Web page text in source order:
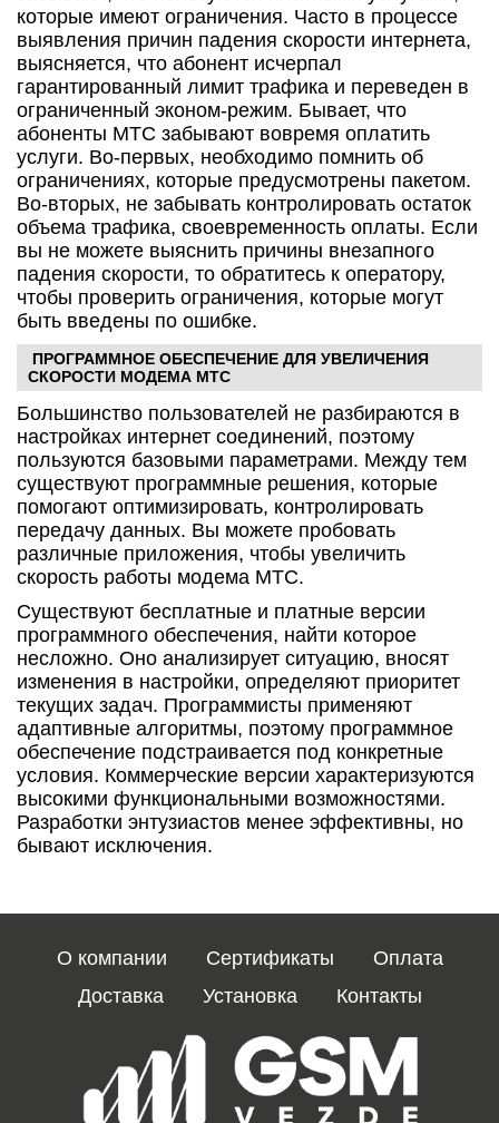
которые имеют ограничения. Часто в процессе
выявления причин падения скорости интернета,
выясняется, что абонент исчерпал
гарантированный лимит трафика и переведен в
ограниченный эконом-режим. Бывает, что
абоненты МТС забывают вовремя оплатить
услуги. Во-первых, необходимо помнить об
ограничениях, которые предусмотрены пакетом.
Во-вторых, не забывать контролировать остаток
объема трафика, своевременность оплаты. Если
вы не можете выяснить причины внезапного
падения скорости, то обратитесь к оператору,
чтобы проверить ограничения, которые могут
быть введены по ошибке.
ПРОГРАММНОЕ ОБЕСПЕЧЕНИЕ ДЛЯ УВЕЛИЧЕНИЯ
СКОРОСТИ МОДЕМА МТС
Большинство пользователей не разбираются в
настройках интернет соединений, поэтому
пользуются базовыми параметрами. Между тем
существуют программные решения, которые
помогают оптимизировать, контролировать
передачу данных. Вы можете пробовать
различные приложения, чтобы увеличить
скорость работы модема МТС.
Существуют бесплатные и платные версии
программного обеспечения, найти которое
несложно. Оно анализирует ситуацию, вносят
изменения в настройки, определяют приоритет
текущих задач. Программисты применяют
адаптивные алгоритмы, поэтому программное
обеспечение подстраивается под конкретные
условия. Коммерческие версии характеризуются
высокими функциональными возможностями.
Разработки энтузиастов менее эффективны, но
бывают исключения.
О компании Сертификаты
Оплата
Доставка
Установка Контакты